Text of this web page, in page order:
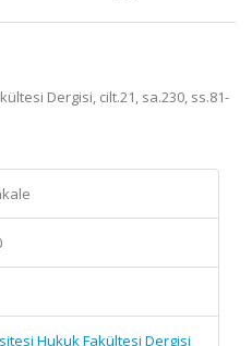
Dergisi, cilt.21, sa.230, ss.81-
Hukuk Fakültesi Dergisi